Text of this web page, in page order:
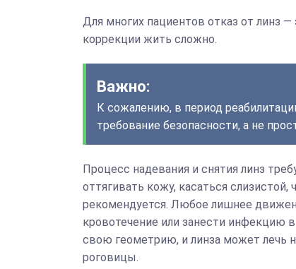
Для многих пациентов отказ от линз
коррекции жить сложно.
Важно:
К сожалению, в период
требование безопасности, а не
Процесс надевания и снятия линз
оттягивать кожу, касаться
рекомендуется. Любое лишнее
кровотечение или занести инфекцию
свою геометрию, и линза может лечь
роговицы.